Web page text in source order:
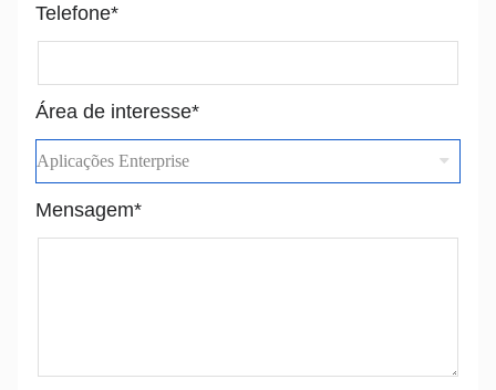
Telefone*
Área de interesse*
Mensagem*